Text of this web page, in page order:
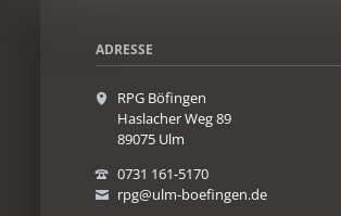
ADRESSE
RPG Böfingen
Haslacher Weg 89
89075 Ulm
0731 161-5170
rpg@ulm-boefingen.de